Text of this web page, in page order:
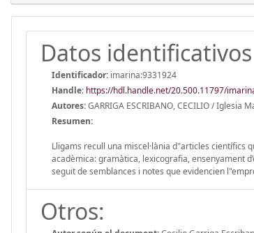
Datos identificativos
Identificador: imarina:9331924
Handle: https://hdl.handle.net/20.500.11797/
Autores:GARRIGA ESCRIBANO, CECILIO /
Resumen:
Lligams recull una miscel·lània d"articles científics
acadèmica: gramàtica, lexicografia, ensenyament
seguit de semblances i notes que evidencien
Otros: